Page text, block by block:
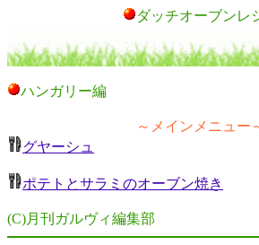
ダッチオーブンレ
ハンガリー編
～メインメニュー
グヤーシュ
ポテトとサラミのオーブン焼き
(C)月刊ガルヴィ編集部